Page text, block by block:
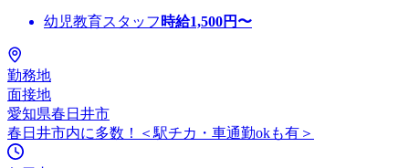
幼児教育スタッフ 時給1,500円〜
勤務地
面接地
愛知県春日井市
春日井市内に多数！＜駅チカ・車通勤okも有＞